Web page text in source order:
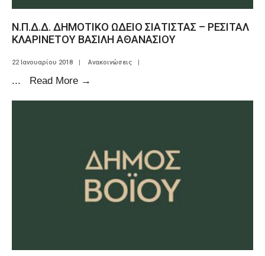
Ν.Π.Δ.Δ. ΔΗΜΟΤΙΚΟ ΩΔΕΙΟ ΣΙΑΤΙΣΤΑΣ – ΡΕΣΙΤΑΛ
ΚΛΑΡΙΝΕΤΟΥ ΒΑΣΙΛΗ ΑΘΑΝΑΣΙΟΥ
22 Ιανουαρίου 2018 | Ανακοινώσεις |
... Read More →